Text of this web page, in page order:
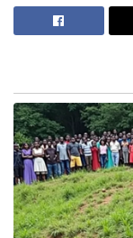
പങ്കുണ്ടെന്ന
18ന് റാണയെ